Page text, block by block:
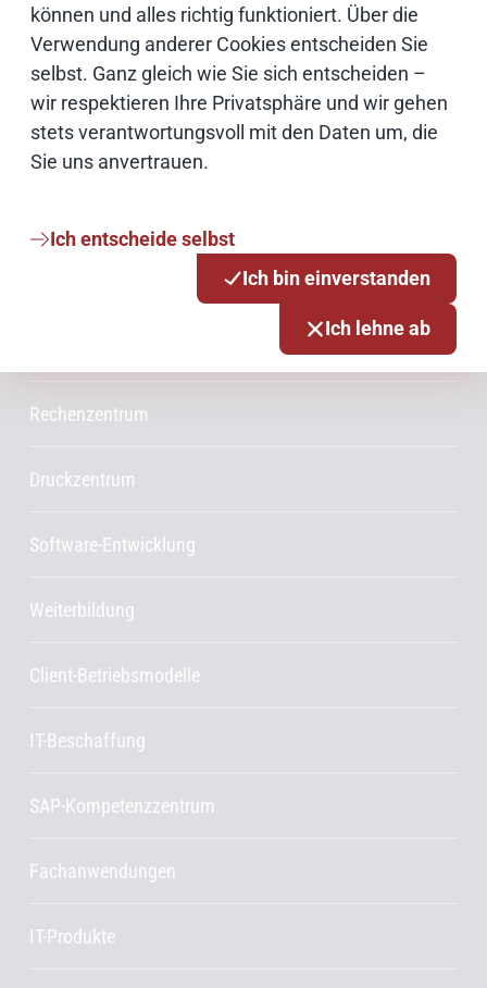
können und alles richtig funktioniert. Über die
Verwendung anderer Cookies entscheiden Sie
selbst. Ganz gleich wie Sie sich entscheiden –
wir respektieren Ihre Privatsphäre und wir gehen
stets verantwortungsvoll mit den Daten um, die
Sie uns anvertrauen.
Ich entscheide selbst
Ich bin einverstanden
Ich lehne ab
Cloud
Netze
Services & Produkte
Rechenzentrum
Druckzentrum
Software-Entwicklung
Weiterbildung
Client-Betriebsmodelle
IT-Beschaffung
SAP-Kompetenzzentrum
Fachanwendungen
IT-Produkte